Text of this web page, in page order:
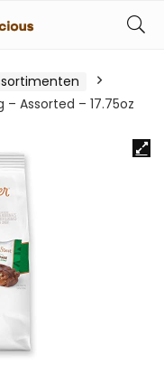
– Assorted – 17.75oz